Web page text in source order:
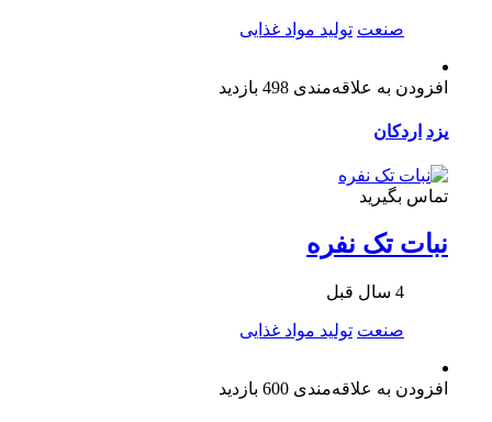
صنعت تولید مواد غذایی
افزودن به علاقه‌مندی 498 بازدید
یزد اردکان
تماس بگیرید
نبات تک نفره
4 سال قبل
صنعت تولید مواد غذایی
افزودن به علاقه‌مندی 600 بازدید